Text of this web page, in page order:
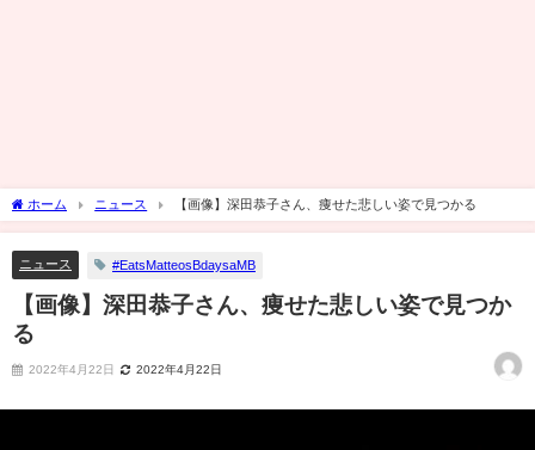
ホーム ニュース 【画像】深田恭子さん、痩せた悲しい姿で見つかる
ニュース #EatsMatteosBdaysaMB
【画像】深田恭子さん、痩せた悲しい姿で見つか
る
2022年4月22日 2022年4月22日